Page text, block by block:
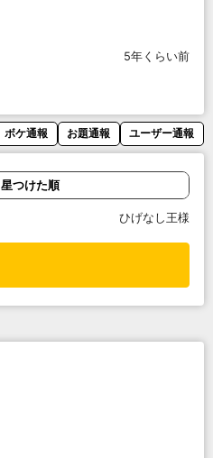
5年くらい前
ボケ通報 お題通報 ユーザー通報
星つけた順
ひげなし王様